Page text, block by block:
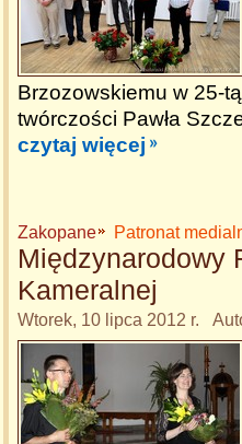
Brzozowskiemu w 25-
twórczości Pawła
czytaj więcej
Zakopane Patronat
Międzynarodowy
Kameralnej
Wtorek, 10 lipca 2012 r.